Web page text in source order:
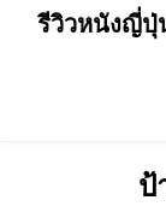
รีวิวหนังญี่ปุ่
ป้